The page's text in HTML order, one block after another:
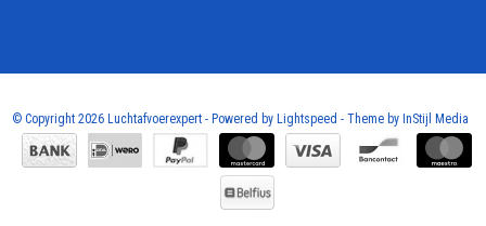
© Copyright 2026 Luchtafvoerexpert - Powered by Lightspeed - Theme by InStijl Media